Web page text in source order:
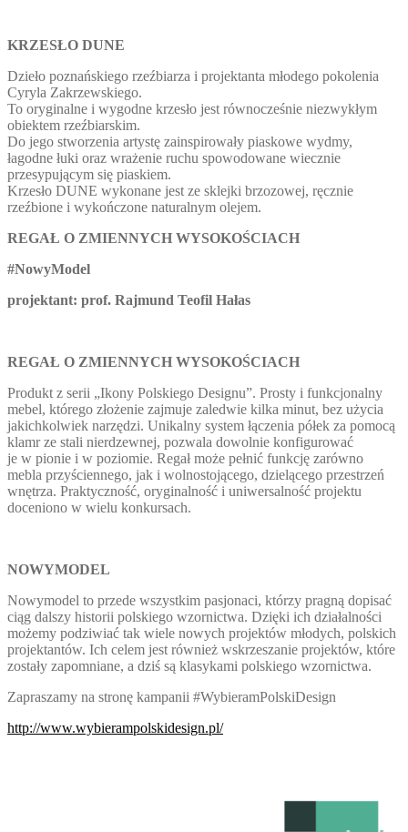
KRZESŁO DUNE
Dzieło poznańskiego rzeźbiarza i projektanta młodego pokolenia
Cyryla Zakrzewskiego.
To oryginalne i wygodne krzesło jest równocześnie niezwykłym
obiektem rzeźbiarskim.
Do jego stworzenia artystę zainspirowały piaskowe wydmy,
łagodne łuki oraz wrażenie ruchu spowodowane wiecznie
przesypującym się piaskiem.
Krzesło DUNE wykonane jest ze sklejki brzozowej, ręcznie
rzeźbione i wykończone naturalnym olejem.
REGAŁ O ZMIENNYCH WYSOKOŚCIACH
#NowyModel
projektant: prof. Rajmund Teofil Hałas
REGAŁ O ZMIENNYCH WYSOKOŚCIACH
Produkt z serii „Ikony Polskiego Designu”. Prosty i funkcjonalny
mebel, którego złożenie zajmuje zaledwie kilka minut, bez użycia
jakichkolwiek narzędzi. Unikalny system łączenia półek za pomocą
klamr ze stali nierdzewnej, pozwala dowolnie konfigurować
je w pionie i w poziomie. Regał może pełnić funkcję zarówno
mebla przyściennego, jak i wolnostojącego, dzielącego przestrzeń
wnętrza. Praktyczność, oryginalność i uniwersalność projektu
doceniono w wielu konkursach.
NOWYMODEL
Nowymodel to przede wszystkim pasjonaci, którzy pragną dopisać
ciąg dalszy historii polskiego wzornictwa. Dzięki ich działalności
możemy podziwiać tak wiele nowych projektów młodych, polskich
projektantów. Ich celem jest również wskrzeszanie projektów, które
zostały zapomniane, a dziś są klasykami polskiego wzornictwa.
Zapraszamy na stronę kampanii #WybieramPolskiDesign
http://www.wybierampolskidesign.pl/